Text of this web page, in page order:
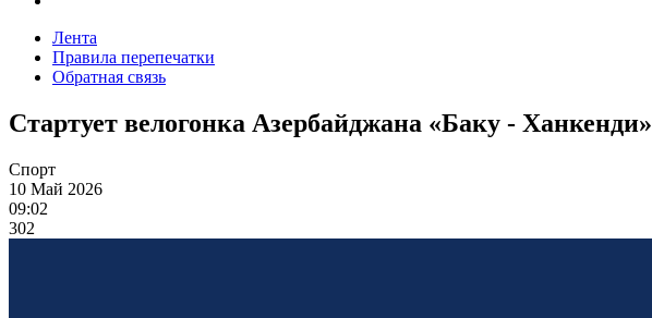
Лента
Правила перепечатки
Обратная связь
Стартует велогонка Азербайджана «Баку - Ханкенди»
Спорт
10 Май 2026
09:02
302